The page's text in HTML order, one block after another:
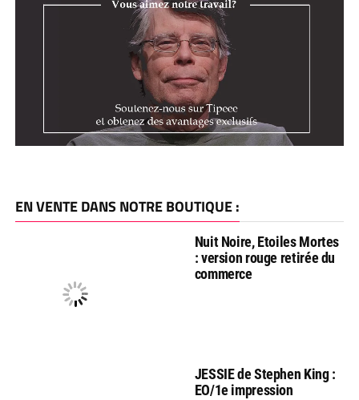
EN VENTE DANS NOTRE BOUTIQUE :
Nuit Noire, Etoiles Mortes
: version rouge retirée du
commerce
JESSIE de Stephen King :
EO/1e impression